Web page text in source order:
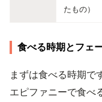
たもの）
食べる時期とフェ
まずは食べる時期で
エピファニーで食べ